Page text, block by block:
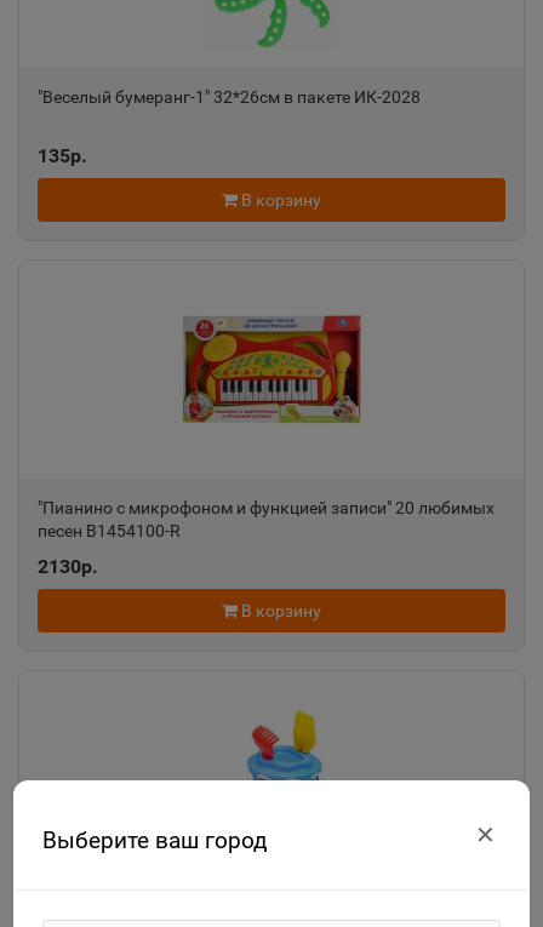
Выберите ваш город ✕
"Веселый бумеранг-1" 32*26см в пакете ИК-2028
135р.
В корзину
"Пианино с микрофоном и функцией записи" 20 любимых
песен B1454100-R
2130р.
В корзину
"Смурфики-2" набор №3: ведро с наклейкой, ситечко